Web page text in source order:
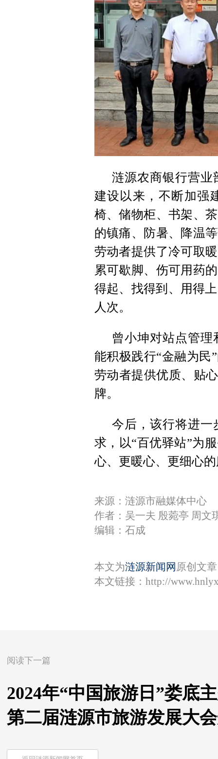
涟源农商银行营业
建设以来，不断加强
椅、储物柜、书架、
的镇痛、防暑、降温
劳动者提供了冷可取
累可歇脚、伤可用药
得起、找得到、用得
人次。
曾小坤对站点管
能积极践行“金融为民
劳动者提供优质、贴
牌。
今后，该行将进一
求，以“百优驿站”为
心、更暖心、更细心
来源：涟源市融媒体中心
作者：吴一夫 殷菀亭 周文
编辑：石成
本文为涟源新闻网 原创文
本文链接： http://
阅读下一篇
2024年“中国旅游日”娄底
第二届涟源市旅游发展大